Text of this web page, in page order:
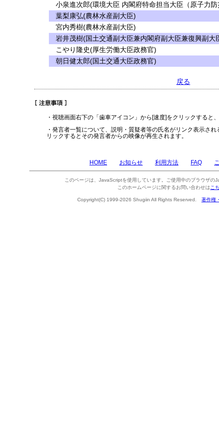
小泉進次郎(環境大臣 内閣府特命担当大臣（原子力防
葉梨康弘(農林水産副大臣)
宮内秀樹(農林水産副大臣)
岩井茂樹(国土交通副大臣兼内閣府副大臣兼復興副大
こやり隆史(厚生労働大臣政務官)
朝日健太郎(国土交通大臣政務官)
戻る
・視聴画面右下の「歯車アイコン」から[速度]をクリックすると
・発言者一覧について、説明・質疑者等の氏名がリンク表示さ
リックするとその発言者からの映像が再生されます。
HOME お知らせ 利用方法 FAQ
このページは、JavaScriptを使用しています。ご使用中のブラウザの
このホームページに関するお問い合わせは こ
Copyright(C) 1999-2026 Shugiin All Rights Reserved. 著作権